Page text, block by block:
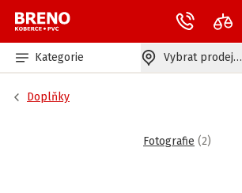
Kategorie Vybrat prodejnu
Doplňky
Fotografie (2)